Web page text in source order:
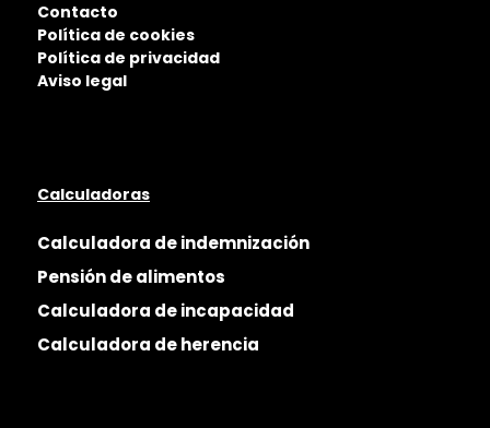
Contacto
Política de cookies
Política de privacidad
Aviso legal
Calculadoras
Calculadora de indemnización
Pensión de alimentos
Calculadora de incapacidad
Calculadora de herencia